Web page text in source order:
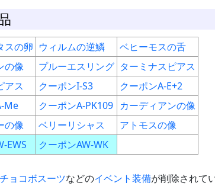
スの卵 ウィルムの逆鱗
ベヒーモスの舌
の像
プルーエスリング ターミナスピアス
アス
クーポンI-S3
クーポンA-E+2
Me
クーポンA-PK109 カーディアンの像
の像
ベリーリシャス
アトモスの像
EWS
クーポンAW-WK
チョコボスーツなどのイベント装備が削除されてい